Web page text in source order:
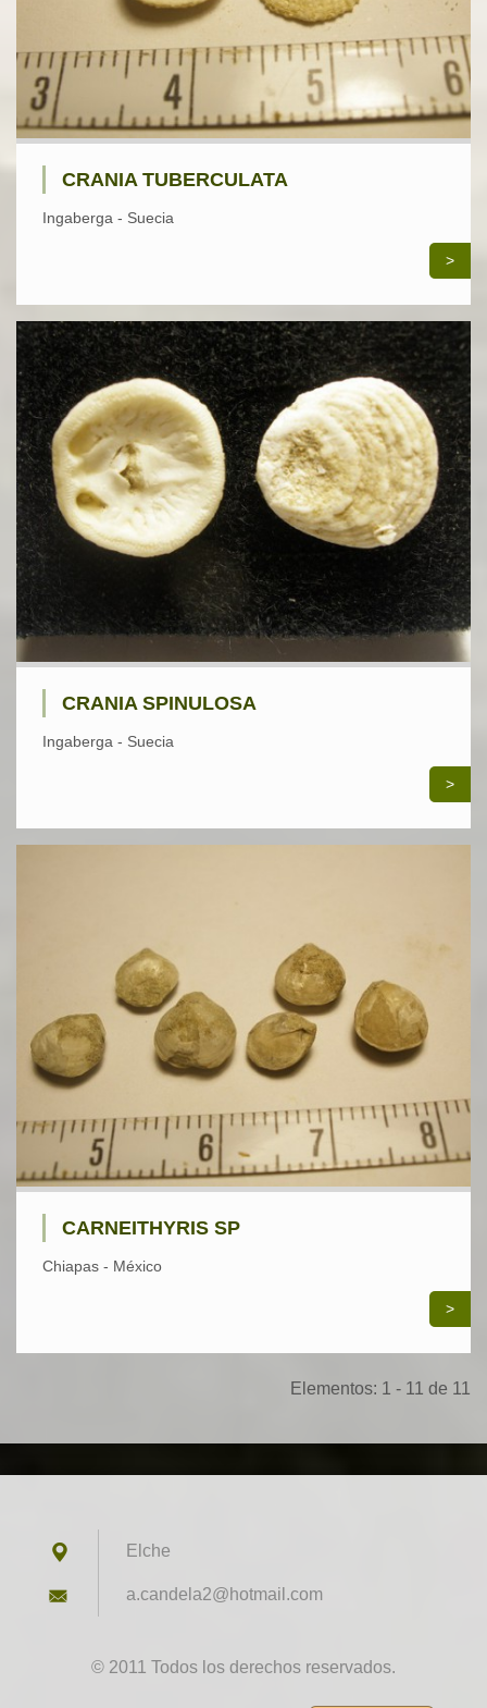
CRANIA TUBERCULATA
Ingaberga - Suecia
>
CRANIA SPINULOSA
Ingaberga - Suecia
>
CARNEITHYRIS SP
Chiapas - México
>
Elementos: 1 - 11 de 11
Elche
a.candel a2@hotmail.com
© 2011 Todos los derechos reservados.